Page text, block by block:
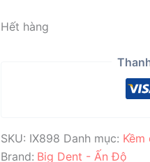
Hết hàng
SKU: IX898 Danh mục: Kềm
Brand: Big Dent - Ấn Độ